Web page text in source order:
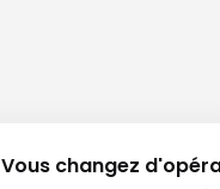
Vous changez